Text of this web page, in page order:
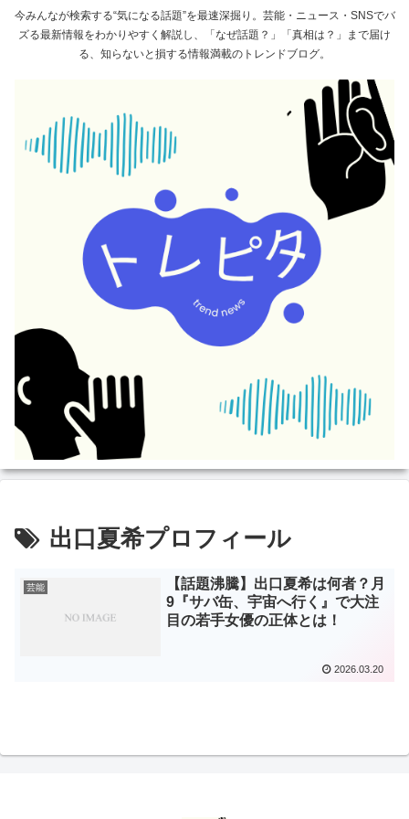
今みんなが検索する“気になる話題”を最速深掘り。芸能・ニュース・SNSでバ
ズる最新情報をわかりやすく解説し、「なぜ話題？」「真相は？」まで届け
る、知らないと損する情報満載のトレンドブログ。
出口夏希プロフィール
芸能
【話題沸騰】出口夏希は何者？月
9『サバ缶、宇宙へ行く』で大注
目の若手女優の正体とは！
2026.03.20